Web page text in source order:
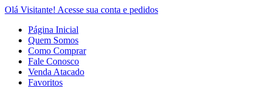
Olá Visitante! Acesse sua conta e pedidos
Página Inicial
Quem Somos
Como Comprar
Fale Conosco
Venda Atacado
Favoritos